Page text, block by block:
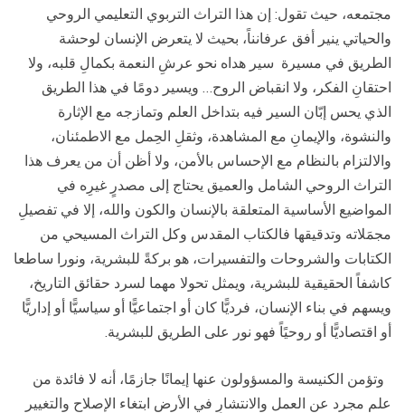
مجتمعه، حيث تقول: إن هذا التراث التربوي التعليمي الروحي
والحياتي ينير أفق عرفانناً، بحيث لا يتعرض الإنسان لوحشة
الطريق في مسيرة سير هداه نحو عرشِ النعمة بكمالِ قلبه، ولا
احتقانِ الفكر، ولا انقباض الروح… ويسير دومًا في هذا الطريق
الذي يحس إبّان السير فيه بتداخل العلم وتمازجه مع الإثارة
والنشوة، والإيمانِ مع المشاهدة، وثقلِ الحِمل مع الاطمئنان،
والالتزام بالنظام مع الإحساس بالأمن، ولا أظن أن من يعرف هذا
التراث الروحي الشامل والعميق يحتاج إلى مصدرٍ غيرِه في
المواضيع الأساسية المتعلقة بالإنسان والكون والله، إلا في تفصيلِ
مجمَلاته وتدقيقها فالكتاب المقدس وكل التراث المسيحي من
الكتابات والشروحات والتفسيرات، هو بركةً للبشرية، ونورا ساطعا
كاشفاً الحقيقية للبشرية، ويمثل تحولا مهما لسرد حقائق التاريخ،
ويسهم في بناء الإنسان، فرديًّا كان أو اجتماعيًّا أو سياسيًّا أو إداريًّا
أو اقتصاديًّا أو روحيًاً فهو نور على الطريق للبشرية.
وتؤمن الكنيسة والمسؤولون عنها إيمانًا جازمًا، أنه لا فائدة من
علم مجرد عن العمل والانتشارِ في الأرض ابتغاء الإصلاح والتغيير